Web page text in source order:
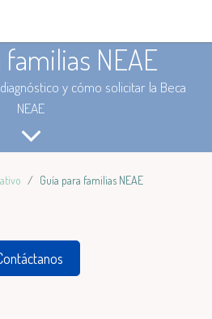
familias NEAE
y cómo solicitar la Beca
NEAE
Guía para familias NEAE